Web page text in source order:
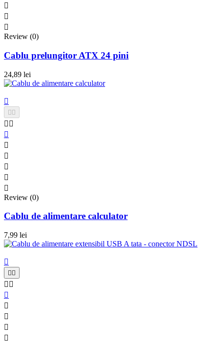



Review (0)
Cablu prelungitor ATX 24 pini
24,89 lei

 
 






Review (0)
Cablu de alimentare calculator
7,99 lei

 
 




